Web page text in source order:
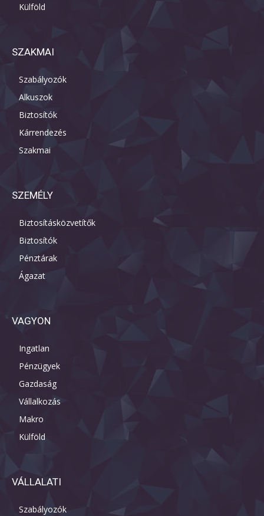
Külföld
SZAKMAI
Szabályozók
Alkuszok
Biztosítók
Kárrendezés
Szakmai
SZEMÉLY
Biztosításközvetítők
Biztosítók
Pénztárak
Ágazat
VAGYON
Ingatlan
Pénzügyek
Gazdaság
Vállalkozás
Makro
Külföld
VÁLLALATI
Szabályozók